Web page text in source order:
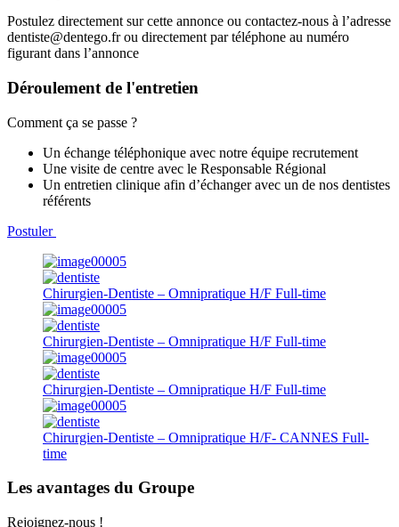
Postulez directement sur cette annonce ou contactez-nous à l’adresse
dentiste@dentego.fr ou directement par téléphone au numéro
figurant dans l’annonce
Déroulement de l'entretien
Comment ça se passe ?
Un échange téléphonique avec notre équipe recrutement
Une visite de centre avec le Responsable Régional
Un entretien clinique afin d’échanger avec un de nos dentistes
référents
Postuler
Chirurgien-Dentiste – Omnipratique H/F Full-time
Chirurgien-Dentiste – Omnipratique H/F Full-time
Chirurgien-Dentiste – Omnipratique H/F Full-time
Chirurgien-Dentiste – Omnipratique H/F- CANNES Full-
time
Les avantages du Groupe
Rejoignez-nous !